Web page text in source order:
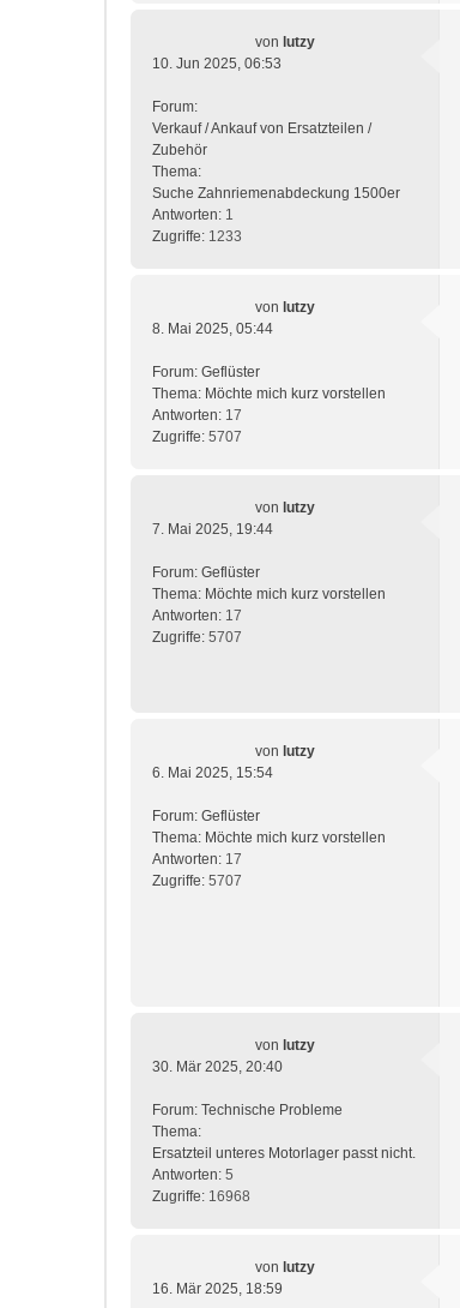
von lutzy
10. Jun 2025, 06:53
Forum:
Verkauf / Ankauf von Ersatzteilen /
Zubehör
Thema:
Suche Zahnriemenabdeckung 1500er
Antworten: 1
Zugriffe: 1233
von lutzy
8. Mai 2025, 05:44
Forum: Geflüster
Thema: Möchte mich kurz vorstellen
Antworten: 17
Zugriffe: 5707
von lutzy
7. Mai 2025, 19:44
Forum: Geflüster
Thema: Möchte mich kurz vorstellen
Antworten: 17
Zugriffe: 5707
von lutzy
6. Mai 2025, 15:54
Forum: Geflüster
Thema: Möchte mich kurz vorstellen
Antworten: 17
Zugriffe: 5707
von lutzy
30. Mär 2025, 20:40
Forum: Technische Probleme
Thema:
Ersatzteil unteres Motorlager passt nicht.
Antworten: 5
Zugriffe: 16968
von lutzy
16. Mär 2025, 18:59